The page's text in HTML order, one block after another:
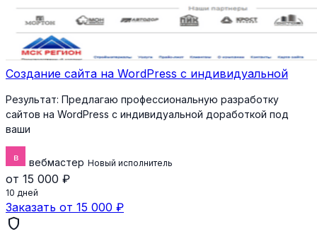
Создание сайта на WordPress с индивидуальной
Результат: Предлагаю профессиональную разработку
сайтов на WordPress с индивидуальной доработкой под
ваши
вебмастер Новый исполнитель
от 15 000 ₽
10 дней
Заказать от 15 000 ₽
shield